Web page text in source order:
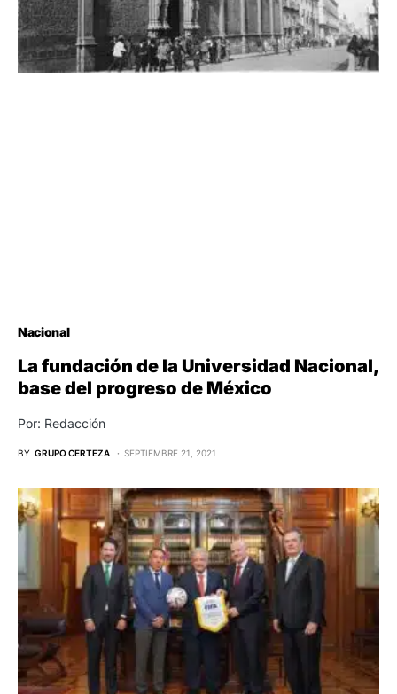
Nacional
La fundación de la Universidad Nacional,
base del progreso de México
Por: Redacción
BY GRUPO CERTEZA SEPTIEMBRE 21, 2021